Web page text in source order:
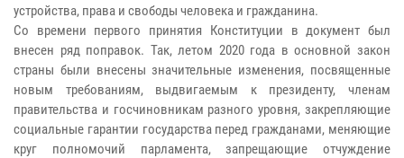
устройства, права и свободы человека и гражданина.
Со времени первого принятия Конституции в документ был
внесен ряд поправок. Так, летом 2020 года в основной закон
страны были внесены значительные изменения, посвященные
новым требованиям, выдвигаемым к президенту, членам
правительства и госчиновникам разного уровня, закрепляющие
социальные гарантии государства перед гражданами, меняющие
круг полномочий парламента, запрещающие отчуждение